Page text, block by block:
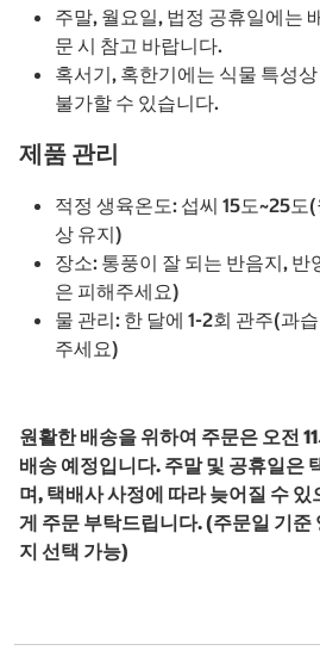
주말, 월요일, 법정 공휴일에는
문 시 참고 바랍니다.
혹서기, 혹한기에는 식물 특성
불가할 수 있습니다.
제품 관리
적정 생육온도: 섭씨 15도~25도
상 유지)
장소: 통풍이 잘 되는 반음지, 반
은 피해주세요)
물 관리: 한 달에 1-2회 관주(과
주세요)
원활한 배송을 위하여 주문은 오전
배송 예정입니다. 주말 및 공휴일은
며, 택배사 사정에 따라 늦어질 수 있
게 주문 부탁드립니다. (주문일 기준
지 선택 가능)